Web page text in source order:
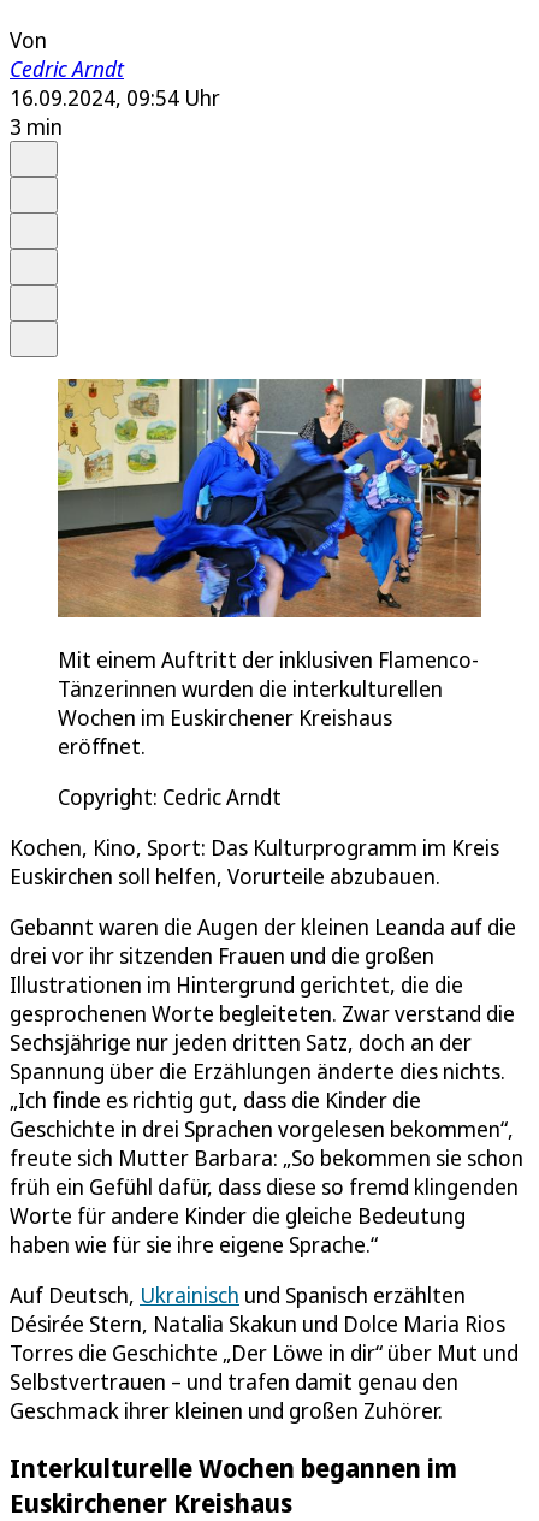
Von
Cedric Arndt
16.09.2024, 09:54 Uhr
3 min
Mit einem Auftritt der inklusiven Flamenco-
Tänzerinnen wurden die interkulturellen
Wochen im Euskirchener Kreishaus
eröffnet.
Copyright: Cedric Arndt
Kochen, Kino, Sport: Das Kulturprogramm im Kreis
Euskirchen soll helfen, Vorurteile abzubauen.
Gebannt waren die Augen der kleinen Leanda auf die
drei vor ihr sitzenden Frauen und die großen
Illustrationen im Hintergrund gerichtet, die die
gesprochenen Worte begleiteten. Zwar verstand die
Sechsjährige nur jeden dritten Satz, doch an der
Spannung über die Erzählungen änderte dies nichts.
„Ich finde es richtig gut, dass die Kinder die
Geschichte in drei Sprachen vorgelesen bekommen“,
freute sich Mutter Barbara: „So bekommen sie schon
früh ein Gefühl dafür, dass diese so fremd klingenden
Worte für andere Kinder die gleiche Bedeutung
haben wie für sie ihre eigene Sprache.“
Auf Deutsch, Ukrainisch und Spanisch erzählten
Désirée Stern, Natalia Skakun und Dolce Maria Rios
Torres die Geschichte „Der Löwe in dir“ über Mut und
Selbstvertrauen – und trafen damit genau den
Geschmack ihrer kleinen und großen Zuhörer.
Interkulturelle Wochen begannen im
Euskirchener Kreishaus